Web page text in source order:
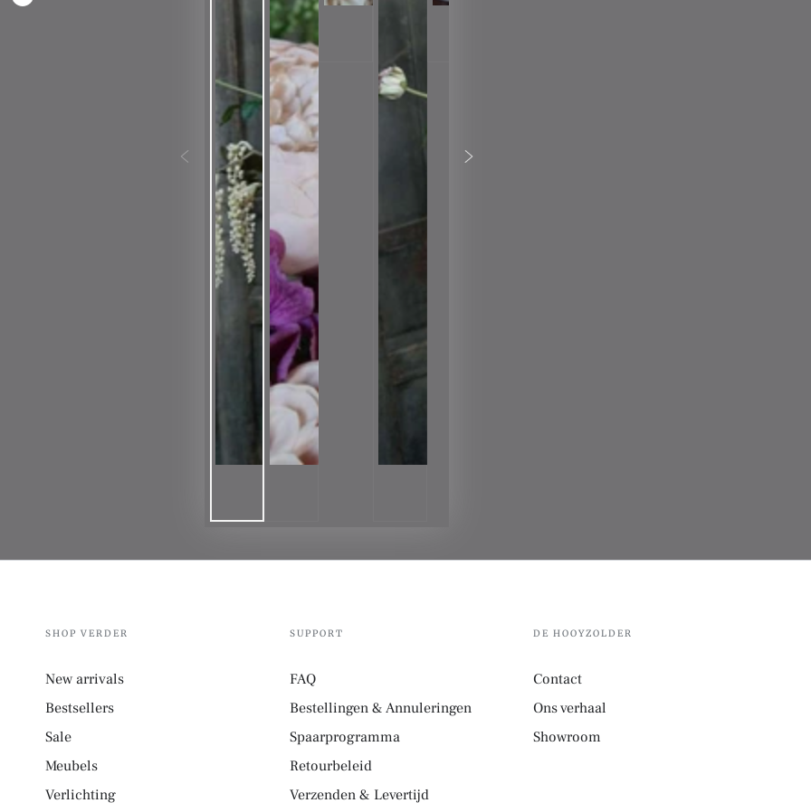
SHOP VERDER
New arrivals
Bestsellers
Sale
Meubels
Verlichting
SUPPORT
FAQ
Bestellingen & Annuleringen
Spaarprogramma
Retourbeleid
Verzenden & Levertijd
DE HOOYZOLDER
Contact
Ons verhaal
Showroom